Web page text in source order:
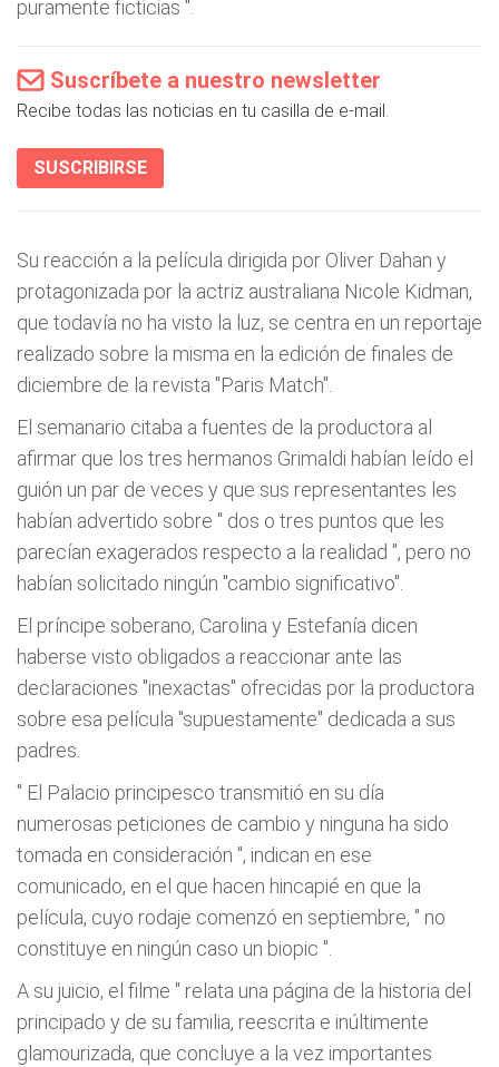
puramente ficticias ".
Suscríbete a nuestro newsletter
Recibe todas las noticias en tu casilla de e-mail.
SUSCRIBIRSE
Su reacción a la película dirigida por Oliver Dahan y
protagonizada por la actriz australiana Nicole Kidman,
que todavía no ha visto la luz, se centra en un reportaje
realizado sobre la misma en la edición de finales de
diciembre de la revista "Paris Match".
El semanario citaba a fuentes de la productora al
afirmar que los tres hermanos Grimaldi habían leído el
guión un par de veces y que sus representantes les
habían advertido sobre " dos o tres puntos que les
parecían exagerados respecto a la realidad ", pero no
habían solicitado ningún "cambio significativo".
El príncipe soberano, Carolina y Estefanía dicen
haberse visto obligados a reaccionar ante las
declaraciones "inexactas" ofrecidas por la productora
sobre esa película "supuestamente" dedicada a sus
padres.
" El Palacio principesco transmitió en su día
numerosas peticiones de cambio y ninguna ha sido
tomada en consideración ", indican en ese
comunicado, en el que hacen hincapié en que la
película, cuyo rodaje comenzó en septiembre, " no
constituye en ningún caso un biopic ".
A su juicio, el filme " relata una página de la historia del
principado y de su familia, reescrita e inúltimente
glamourizada, que concluye a la vez importantes